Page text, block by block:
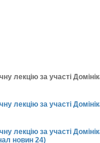
лекцію за участі
лекцію за участі
лекцію за участі
новин 24)